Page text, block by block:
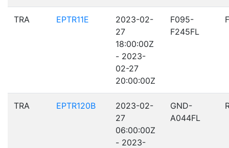
TRA EPTR11E
2023-02-
27
18:00:00Z
- 2023-
02-27
20:00:00Z
F095-
F245FL
TRA EPTR120B
2023-02-
27
06:00:00Z
- 2023-
GND-
A044FL